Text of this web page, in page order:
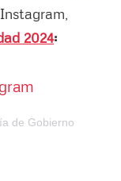
2024:
de Gobierno